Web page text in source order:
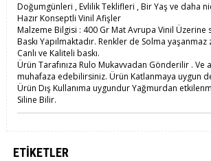
Doğumgünleri , Evlilik Teklifleri , Bir Yaş ve daha
Hazır Konseptli Vinil Afişler
Malzeme Bilgisi : 400 Gr Mat Avrupa Vinil Üzerine
Baskı Yapılmaktadır. Renkler de Solma
Canlı ve Kaliteli baskı.
Ürün Tarafınıza Rulo Mukavvadan Gönderilir . Ve
muhafaza edebilirsiniz. Ürün Katlanmaya uygun
Ürün Dış Kullanıma uygundur Yağmurdan
Siline Bilir.
ETIKETLER